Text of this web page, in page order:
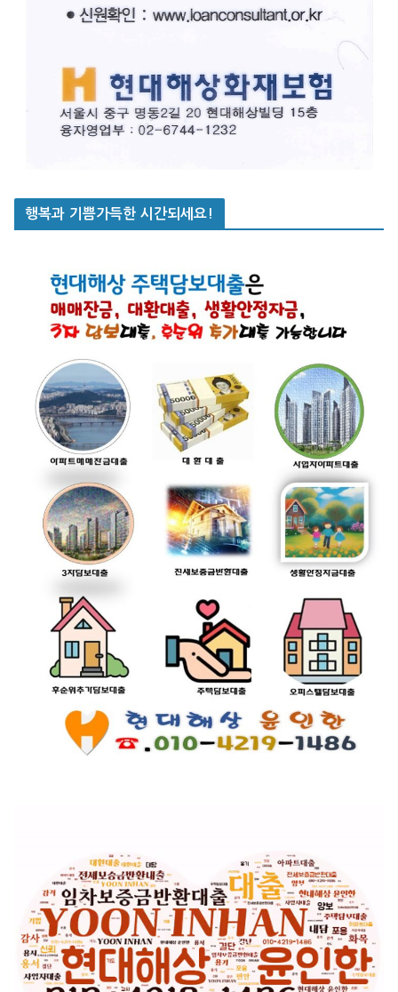
행복과 기쁨가득한 시간되세요!